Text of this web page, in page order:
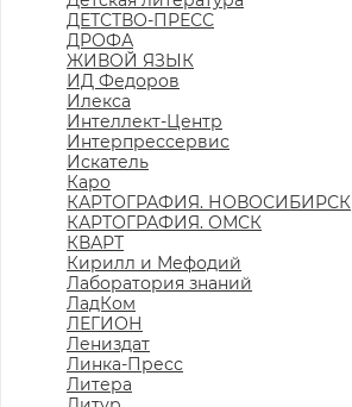
ДЕТСТВО-ПРЕСС
ДРОФА
ЖИВОЙ ЯЗЫК
ИД Федоров
Илекса
Интеллект-Центр
Интерпрессервис
Искатель
Каро
КАРТОГРАФИЯ. НОВОСИБИРСК
КАРТОГРАФИЯ. ОМСК
КВАРТ
Кирилл и Мефодий
Лаборатория знаний
ЛадКом
ЛЕГИОН
Лениздат
Линка-Пресс
Литера